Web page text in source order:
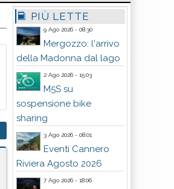
PIÙ LETTE
9 Ago 2026 - 08:30
Mergozzo: l'arrivo
della Madonna dal lago
2 Ago 2026 - 15:03
M5S su
sospensione bike
sharing
3 Ago 2026 - 08:01
Eventi Cannero
Riviera Agosto 2026
7 Ago 2026 - 18:06